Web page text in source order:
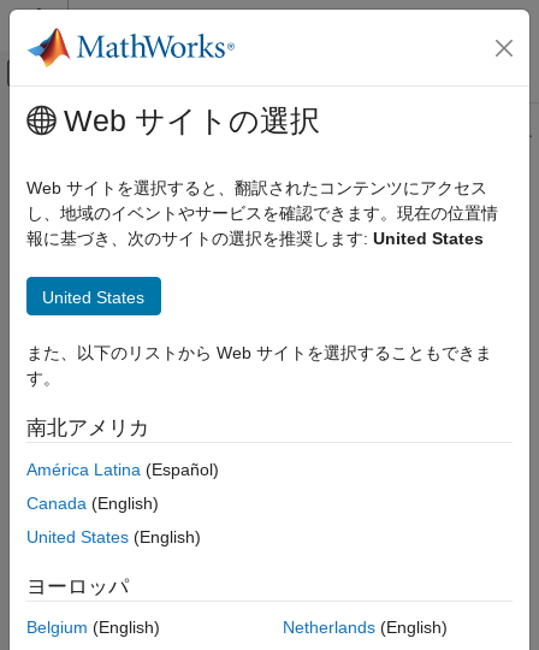
コンテンツへスキップ
オフキャンバス ナビゲーション メ
ドキュメンテーションのホーム
コード検証
Polyspace Bug Finder
Polyspace Bug Finder の結果
共通脆弱性タイプ一覧 (CWE)
項目一覧
説明
例
チェック情報
参考
メインコンテンツ
このページの内容は最新ではありません。最新版の英語を参照す
CWE Rule 480
Use of Incorrect Operator
R2023a 以降
説明
changes the application logic in security-relevant ways.
実装
== (等号) 演算子の無効な使用
Web サイトの選択
Web サイトを選択すると、翻訳されたコンテンツにアクセス
し、地域のイベントやサービスを確認できます。現在の位置情
報に基づき、次のサイトの選択を推奨します: United States
United States
また、以下のリストから Web サイトを選択することもできま
す。
南北アメリカ
América Latina (Español)
Canada (English)
United States (English)
ヨーロッパ
Belgium (English)
Netherlands(English)